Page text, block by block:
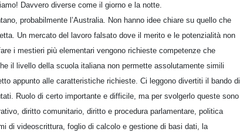
Davvero diverse come il giorno e la notte.
probabilmente l’Australia. Non hanno idee chiare su quello che
Un mercato del lavoro falsato dove il merito e le potenzialità non
i mestieri più elementari vengono richieste competenze che
il livello della scuola italiana non permette assolutamente simili
appunto alle caratteristiche richieste. Ci leggono divertiti il bando di
Ruolo di certo importante e difficile, ma per svolgerlo queste sono
diritto comunitario, diritto e procedura parlamentare, politica
di videoscrittura, foglio di calcolo e gestione di basi dati, la